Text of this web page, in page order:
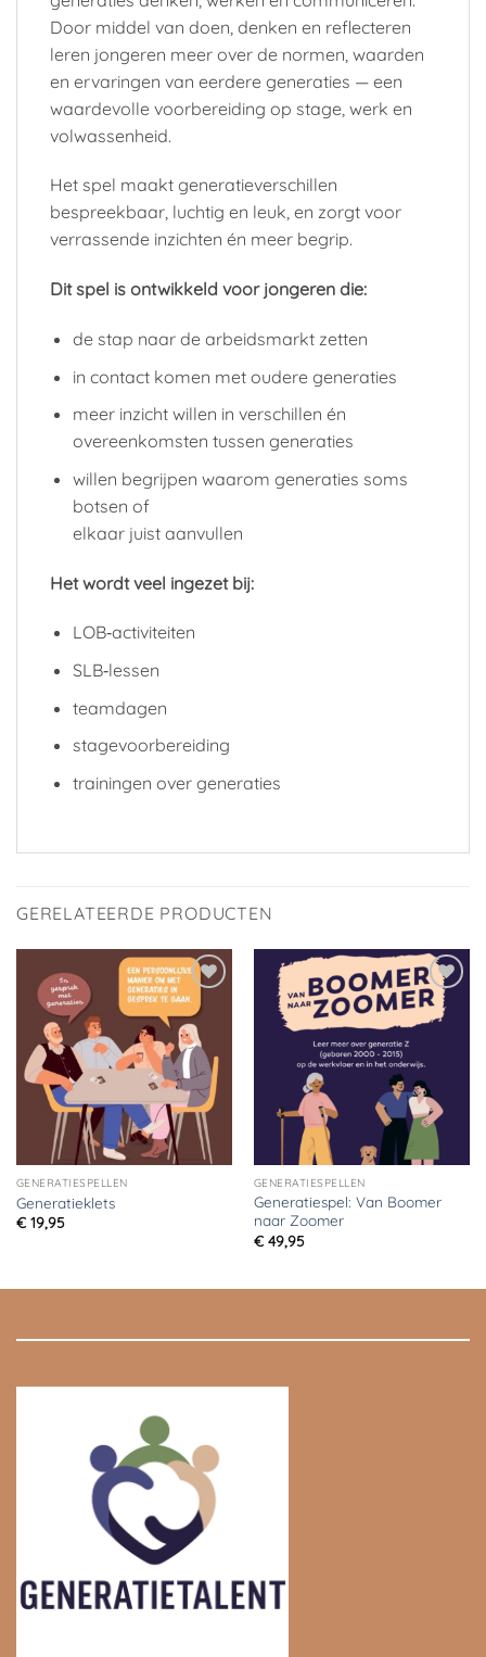
Door middel van doen, denken en reflecteren
leren jongeren meer over de normen, waarden
en ervaringen van eerdere generaties — een
waardevolle voorbereiding op stage, werk en
volwassenheid.
Het spel maakt generatieverschillen
bespreekbaar, luchtig en leuk, en zorgt voor
verrassende inzichten én meer begrip.
Dit spel is ontwikkeld voor jongeren die:
de stap naar de arbeidsmarkt zetten
in contact komen met oudere generaties
meer inzicht willen in verschillen én
overeenkomsten tussen generaties
willen begrijpen waarom generaties soms
botsen of
elkaar juist aanvullen
Het wordt veel ingezet bij:
LOB‑activiteiten
SLB‑lessen
teamdagen
stagevoorbereiding
trainingen over generaties
GERELATEERDE PRODUCTEN
Toevoegen
aan
verlanglijst
GENERATIESPELLEN
Generatieklets
€19,95
Toevoegen
aan
verlanglijst
GENERATIESPELLEN
Generatiespel: Van Boomer
naar Zoomer
€49,95